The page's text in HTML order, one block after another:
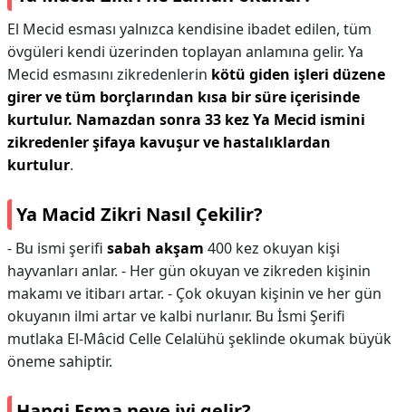
El Mecid esması yalnızca kendisine ibadet edilen, tüm
övgüleri kendi üzerinden toplayan anlamına gelir. Ya
Mecid esmasını zikredenlerin kötü giden işleri düzene
girer ve tüm borçlarından kısa bir süre içerisinde
kurtulur. Namazdan sonra 33 kez Ya Mecid ismini
zikredenler şifaya kavuşur ve hastalıklardan
kurtulur.
Ya Macid Zikri Nasıl Çekilir?
- Bu ismi şerifi sabah akşam 400 kez okuyan kişi
hayvanları anlar. - Her gün okuyan ve zikreden kişinin
makamı ve itibarı artar. - Çok okuyan kişinin ve her gün
okuyanın ilmi artar ve kalbi nurlanır. Bu İsmi Şerifi
mutlaka El-Mâcid Celle Celalühü şeklinde okumak büyük
öneme sahiptir.